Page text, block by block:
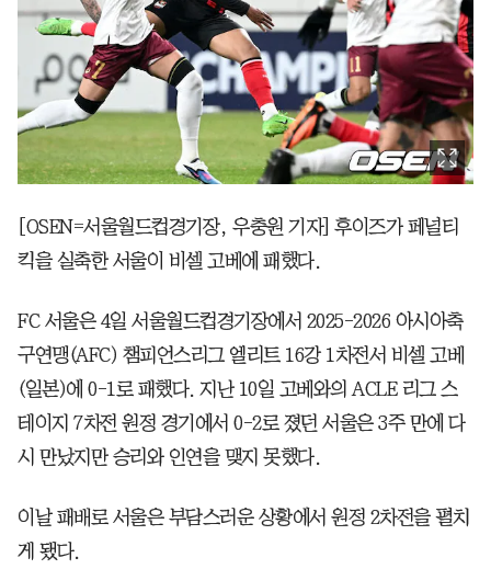
[OSEN=서울월드컵경기장, 우충원 기자] 후이즈가 페널티
킥을 실축한 서울이 비셀 고베에 패했다.
FC 서울은 4일 서울월드컵경기장에서 2025-2026 아시아축
구연맹(AFC) 챔피언스리그 엘리트 16강 1차전서 비셀 고베
(일본)에 0-1로 패했다. 지난 10일 고베와의 ACLE 리그 스
테이지 7차전 원정 경기에서 0-2로 졌던 서울은 3주 만에 다
시 만났지만 승리와 인연을 맺지 못했다.
이날 패배로 서울은 부담스러운 상황에서 원정 2차전을 펼치
게 됐다.